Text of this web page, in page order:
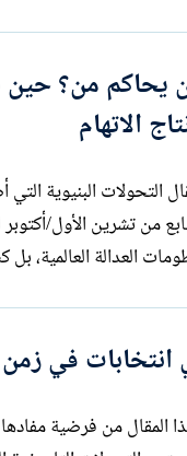
من؟ حين
الاتهام
المقال التحولات
من تشرين الأول/
العدالة العالمية،
في
ينطلق هذا المقال من